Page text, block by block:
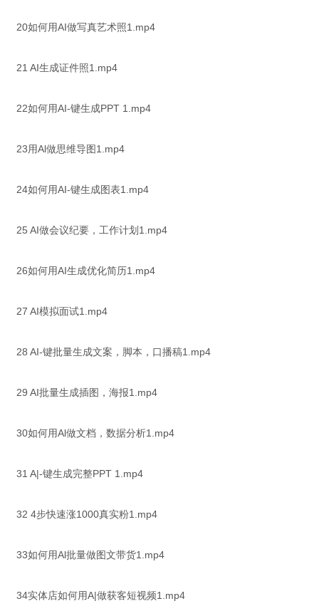
20如何用AI做写真艺术照1.mp4
21 AI生成证件照1.mp4
22如何用AI-键生成PPT 1.mp4
23用Al做思维导图1.mp4
24如何用AI-键生成图表1.mp4
25 AI做会议纪要，工作计划1.mp4
26如何用AI生成优化简历1.mp4
27 AI模拟面试1.mp4
28 AI-键批量生成文案，脚本，口播稿1.mp4
29 AI批量生成插图，海报1.mp4
30如何用Al做文档，数据分析1.mp4
31 A|-键生成完整PPT 1.mp4
32 4步快速涨1000真实粉1.mp4
33如何用Al批量做图文带货1.mp4
34实体店如何用A|做获客短视频1.mp4